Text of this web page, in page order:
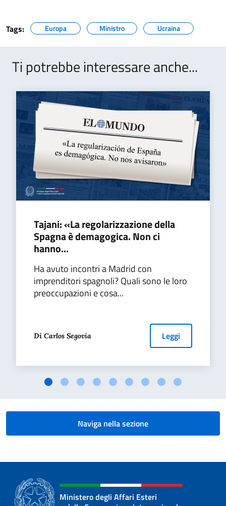
Tags: Europa Ministro Ucraina
Ti potrebbe interessare anche...
Tajani: «La regolarizzazione della
Spagna è demagogica. Non ci
hanno...
Ha avuto incontri a Madrid con
imprenditori spagnoli? Quali sono le loro
preoccupazioni e cosa...
Di Carlos Segovia Leggi
Naviga nella sezione
Ministero degli Affari Esteri